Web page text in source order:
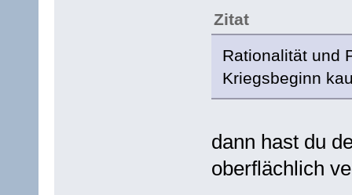
Zitat
Rationalität und
Kriegsbeginn
dann hast du
oberflächlich